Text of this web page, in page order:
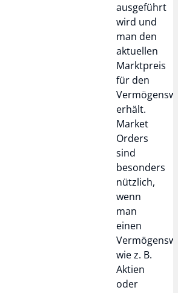
ausgeführt
wird und
man den
aktuellen
Marktpreis
für den
erhält.
Market
Orders
sind
besonders
nützlich,
wenn
man
einen
wie z. B.
Aktien
oder